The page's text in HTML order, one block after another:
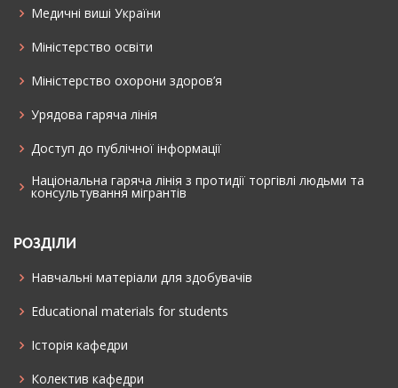
Медичні виші України
Міністерство освіти
Міністерство охорони здоров’я
Урядова гаряча лінія
Доступ до публічної інформації
Національна гаряча лінія з протидії торгівлі людьми та
консультування мiгрантiв
РОЗДІЛИ
Навчальні матеріали для здобувачів
Educational materials for students
Історія кафедри
Колектив кафедри